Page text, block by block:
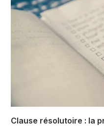
Clause résolutoire : la